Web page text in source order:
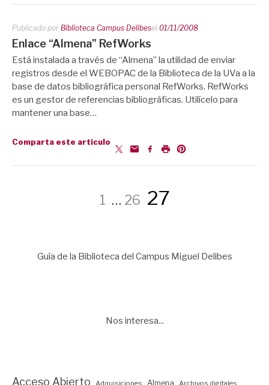
Publicado por Biblioteca Campus Delibesel 01/11/2008
Enlace “Almena” RefWorks
Está instalada a través de “Almena” la utilidad de enviar
registros desde el WEBOPAC de la Biblioteca de la UVa a la
base de datos bibliográfica personal RefWorks. RefWorks
es un gestor de referencias bibliográficas. Utilícelo para
mantener una base…
Comparta este artículo
Paginación
Página
1 … Página
26 Página
27
Guía de la Biblioteca del Campus Miguel Delibes
Nos interesa...
Acceso Abierto Adquisiciones Almena Archivos digitales